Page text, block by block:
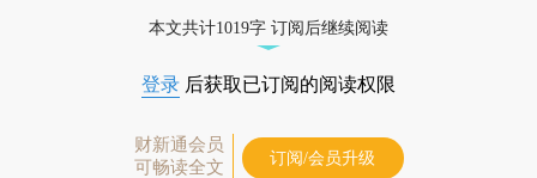
本文共计1019字 订阅后继续阅读
登录 后获取已订阅的阅读权限
财新通会员
可畅读全文
订阅/会员升级